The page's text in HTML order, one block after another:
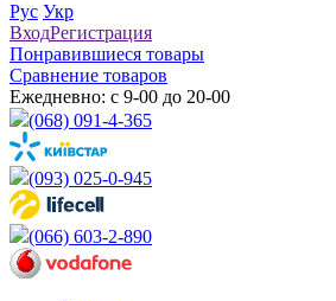
Рус Укр
ВходРегистрация
Понравившиеся товары
Сравнение товаров
Ежедневно: с 9-00 до 20-00
(068) 091-4-365
(093) 025-0-945
(066) 603-2-890